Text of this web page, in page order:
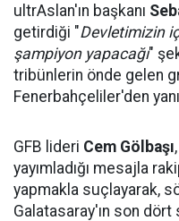
ultrAslan'ın başkanı
getirdiği "Devletimizin
şampiyon yapacağı"
tribünlerin önde gelen
Fenerbahçeliler'den
GFB lideri Cem Gölbaşı
yayımladığı mesajla
yapmakla suçlayarak,
Galatasaray'ın son dört